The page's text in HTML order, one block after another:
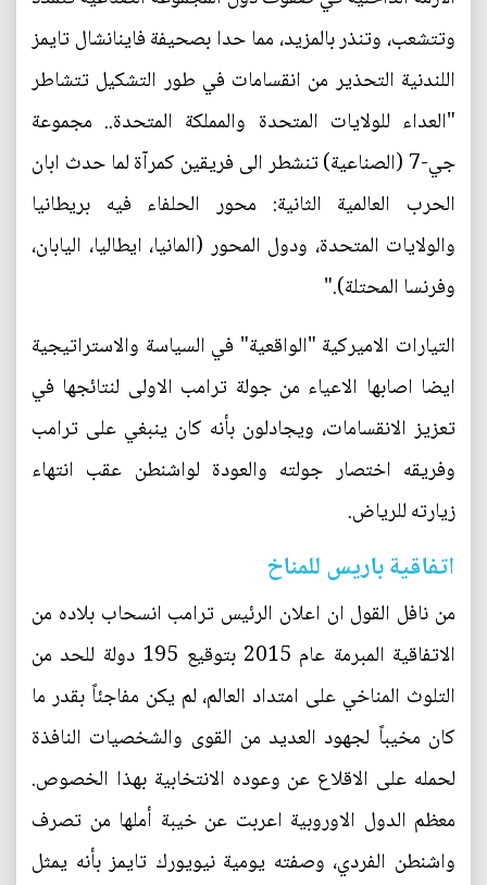
وتتشعب، وتنذر بالمزيد، مما حدا بصحيفة فاينانشال تايمز
اللندنية التحذير من انقسامات في طور التشكيل تتشاطر
"العداء للولايات المتحدة والمملكة المتحدة.. مجموعة
جي-7 (الصناعية) تنشطر الى فريقين كمرآة لما حدث ابان
الحرب العالمية الثانية: محور الحلفاء فيه بريطانيا
والولايات المتحدة، ودول المحور (المانيا، ايطاليا، اليابان،
وفرنسا المحتلة)."
التيارات الاميركية "الواقعية" في السياسة والاستراتيجية
ايضا اصابها الاعياء من جولة ترامب الاولى لنتائجها في
تعزيز الانقسامات، ويجادلون بأنه كان ينبغي على ترامب
وفريقه اختصار جولته والعودة لواشنطن عقب انتهاء
زيارته للرياض.
اتفاقية باريس للمناخ
من نافل القول ان اعلان الرئيس ترامب انسحاب بلاده من
الاتفاقية المبرمة عام 2015 بتوقيع 195 دولة للحد من
التلوث المناخي على امتداد العالم، لم يكن مفاجئاً بقدر ما
كان مخيباً لجهود العديد من القوى والشخصيات النافذة
لحمله على الاقلاع عن وعوده الانتخابية بهذا الخصوص.
معظم الدول الاوروبية اعربت عن خيبة أملها من تصرف
واشنطن الفردي، وصفته يومية نيويورك تايمز بأنه يمثل